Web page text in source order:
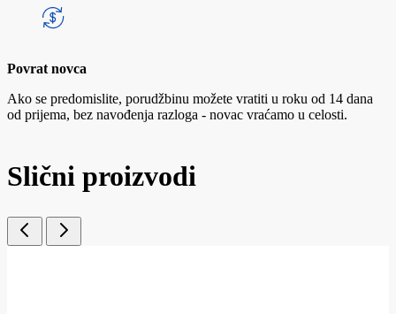
Povrat novca
Ako se predomislite, porudžbinu možete vratiti u roku od 14 dana
od prijema, bez navođenja razloga - novac vraćamo u celosti.
Slični proizvodi